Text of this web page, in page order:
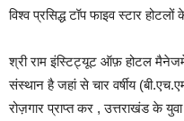
विश्व प्रसिद्ध टॉप फाइव स्टार
श्री राम इंस्टिट्यूट ऑफ़ होटल
संस्थान है जहां से चार वर्षीय
रोज़गार प्राप्त कर , उत्तराखंड के